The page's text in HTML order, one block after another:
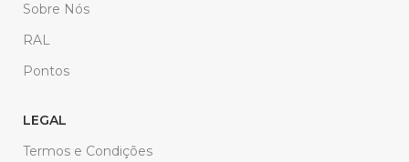
Sobre Nós
RAL
Pontos
LEGAL
Termos e Condições